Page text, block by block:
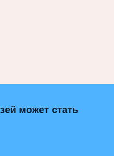
может стать